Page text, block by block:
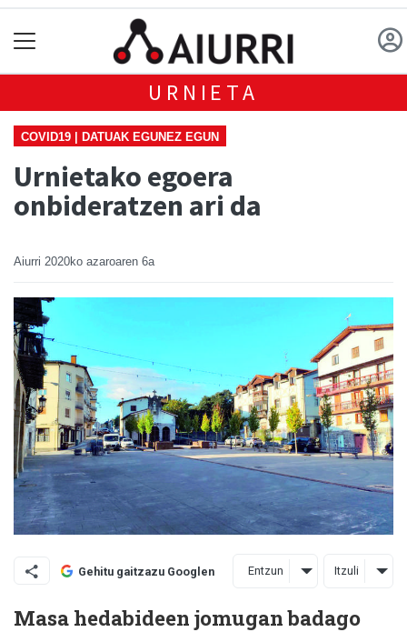
URNIETA
COVID19 | DATUAK EGUNEZ EGUN
Urnietako egoera
onbideratzen ari da
Aiurri 2020ko azaroaren 6a
Gehitu gaitzazu Googlen Entzun Itzuli
Masa hedabideen jomugan badago